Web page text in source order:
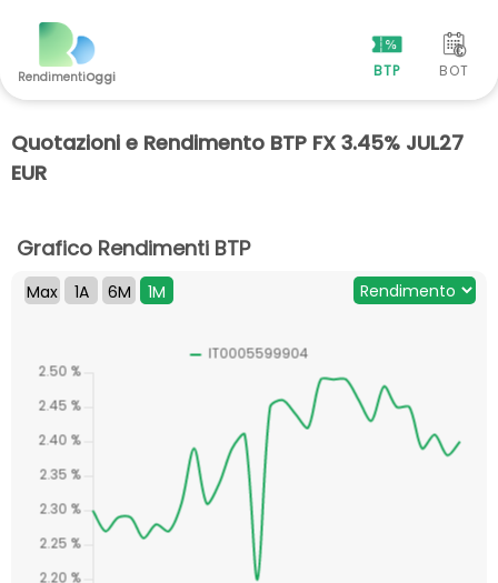
RendimentiOggi BTP BOT
Quotazioni e Rendimento BTP FX 3.45% JUL27
EUR
Grafico Rendimenti BTP
Max 1A 6M 1M